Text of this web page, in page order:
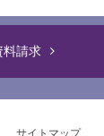
料請求
サイトマップ